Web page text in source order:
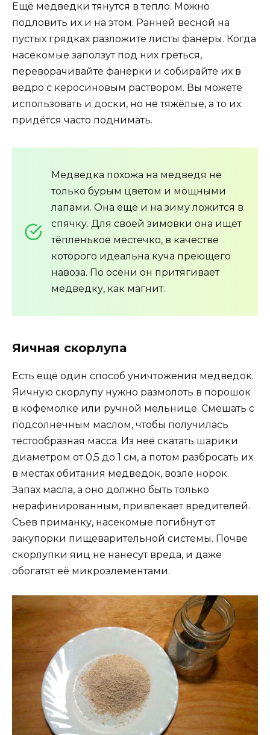
Ещё медведки тянутся в тепло. Можно
подловить их и на этом. Ранней весной на
пустых грядках разложите листы фанеры. Когда
насекомые заползут под них греться,
переворачивайте фанерки и собирайте их в
ведро с керосиновым раствором. Вы можете
использовать и доски, но не тяжёлые, а то их
придётся часто поднимать.
Медведка похожа на медведя не
только бурым цветом и мощными
лапами. Она ещё и на зиму ложится в
спячку. Для своей зимовки она ищет
тёпленькое местечко, в качестве
которого идеальна куча преющего
навоза. По осени он притягивает
медведку, как магнит.
Яичная скорлупа
Есть ещё один способ уничтожения медведок.
Яичную скорлупу нужно размолоть в порошок
в кофемолке или ручной мельнице. Смешать с
подсолнечным маслом, чтобы получилась
тестообразная масса. Из неё скатать шарики
диаметром от 0,5 до 1 см, а потом разбросать их
в местах обитания медведок, возле норок.
Запах масла, а оно должно быть только
нерафинированным, привлекает вредителей.
Съев приманку, насекомые погибнут от
закупорки пищеварительной системы. Почве
скорлупки яиц не нанесут вреда, и даже
обогатят её микроэлементами.